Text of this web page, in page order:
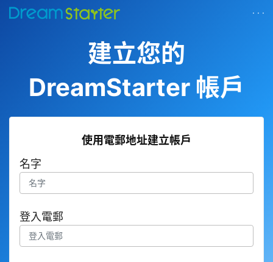
· · ·
建立您的
DreamStarter 帳戶
使用電郵地址建立帳戶
名字
登入電郵